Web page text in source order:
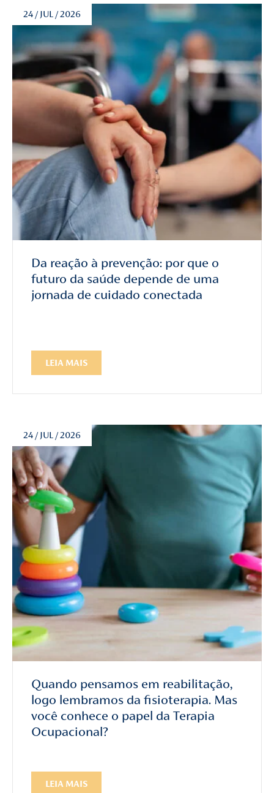
24 / JUL / 2026
Da reação à prevenção: por que o
futuro da saúde depende de uma
jornada de cuidado conectada
LEIA MAIS
24 / JUL / 2026
Quando pensamos em reabilitação,
logo lembramos da fisioterapia. Mas
você conhece o papel da Terapia
Ocupacional?
LEIA MAIS